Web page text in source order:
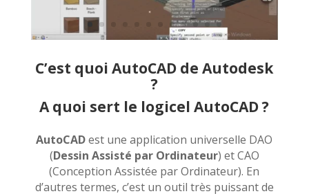
C’est quoi AutoCAD de Autodesk
?
A quoi sert le logicel AutoCAD ?
AutoCADest une application universelle DAO
(Dessin Assisté par Ordinateur) et CAO
(Conception Assistée par Ordinateur). En
d’autres termes, c’est un outil très puissant de